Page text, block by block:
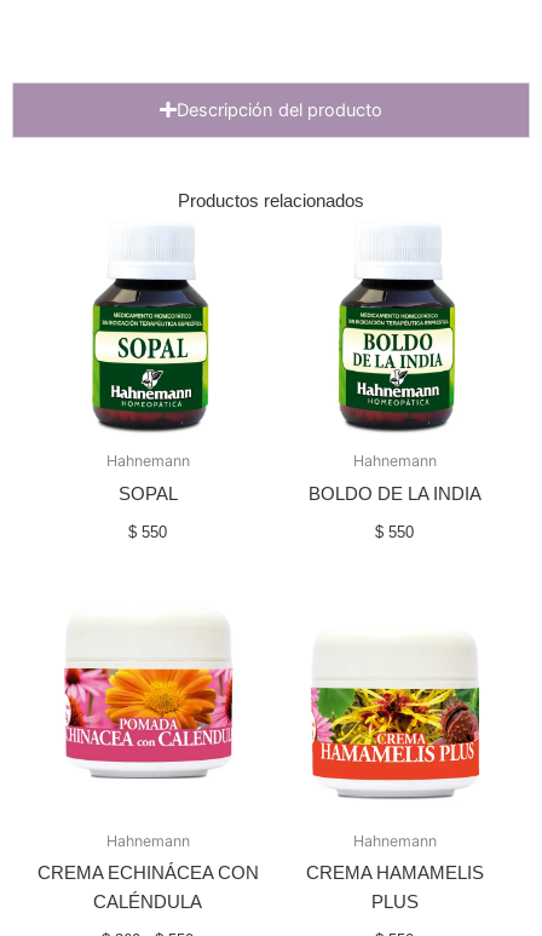
Descripción del producto
Productos relacionados
Hahnemann
SOPAL
$ 550
Hahnemann
BOLDO DE LA INDIA
$ 550
Hahnemann
CREMA ECHINÁCEA CON
CALÉNDULA
desde
$ 360
hasta
$ 550
Hahnemann
CREMA HAMAMELIS
PLUS